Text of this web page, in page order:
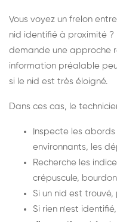
Vous voyez un frelon
nid identifié à proximité
demande une approche
information préalable
si le nid est très éloigné.
Dans ces cas, le
Inspecte les
environnants, les
Recherche les
crépuscule,
Si un nid est
Si rien n'est identifié,